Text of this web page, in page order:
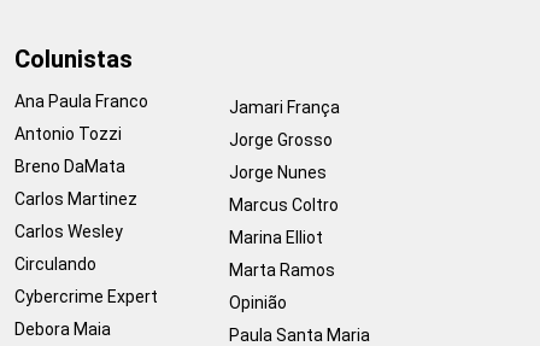
Colunistas
Ana Paula Franco
Antonio Tozzi
Breno DaMata
Carlos Martinez
Carlos Wesley
Circulando
Cybercrime Expert
Debora Maia
Jamari França
Jorge Grosso
Jorge Nunes
Marcus Coltro
Marina Elliot
Marta Ramos
Opinião
Paula Santa Maria